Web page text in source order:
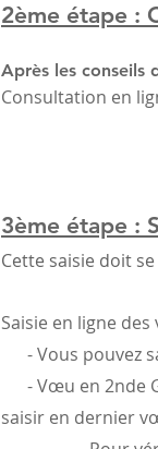
2ème étape :
Après les conseils
​Consultation en
3ème étape :
Cette saisie doit
Saisie en ligne
- Vous pouvez
- Vœu en 2nde
saisir en dernier